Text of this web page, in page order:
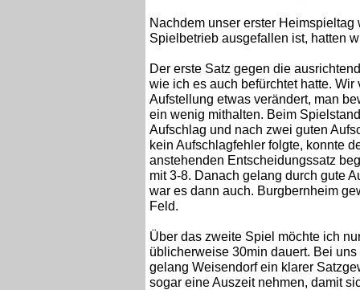
Nachdem unser erster
Spielbetrieb ausgefallen ist, hatten
Der erste Satz gegen die
wie ich es auch befürchtet hatte.
Aufstellung etwas verändert, man
ein wenig mithalten. Beim
Aufschlag und nach zwei guten
kein Aufschlagfehler folgte, konnte
anstehenden Entscheidungssatz
mit 3-8. Danach gelang durch gute
war es dann auch. Burgbernheim
Feld.
Über das zweite Spiel möchte ich
üblicherweise 30min dauert. Bei
gelang Weisendorf ein klarer
sogar eine Auszeit nehmen, damit